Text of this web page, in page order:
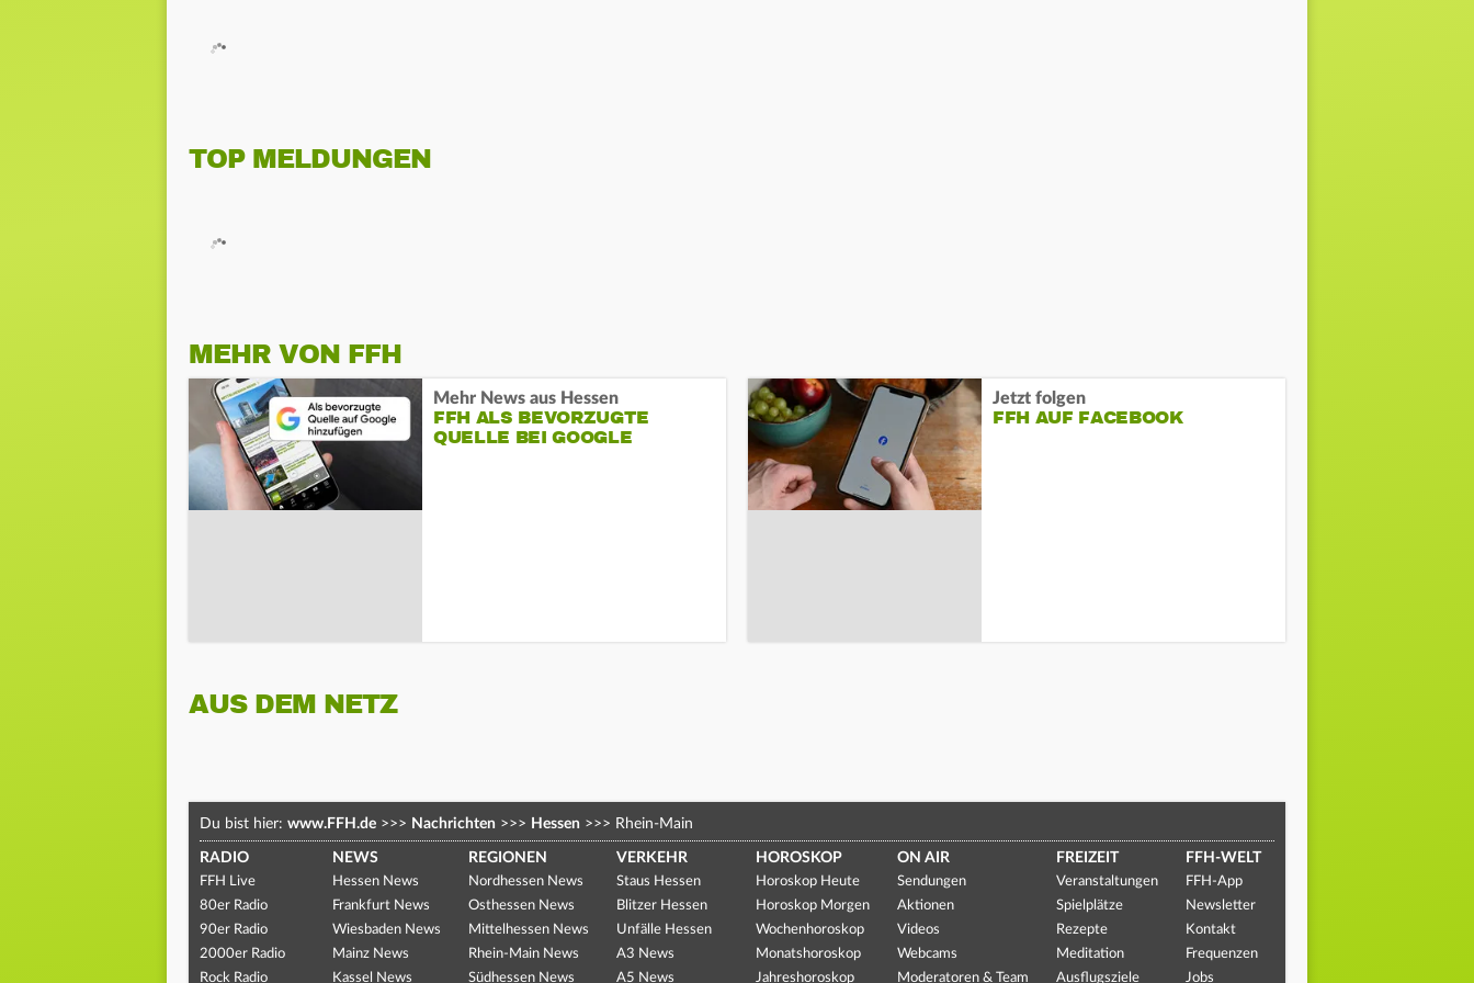
TOP MELDUNGEN
MEHR VON FFH
Mehr News aus Hessen
FFH ALS BEVORZUGTE
QUELLE BEI GOOGLE
Jetzt folgen
FFH AUF FACEBOOK
AUS DEM NETZ
Du bist hier: www.FFH.de >>> Nachrichten >>> Hessen >>> Rhein-Main
RADIO
FFH Live
80er Radio
90er Radio
2000er Radio
Rock Radio
NEWS
Hessen News
Frankfurt News
Wiesbaden News
Mainz News
Kassel News
REGIONEN
Nordhessen News
Osthessen News
Mittelhessen News
Rhein-Main News
Südhessen News
VERKEHR
Staus Hessen
Blitzer Hessen
Unfälle Hessen
A3 News
A5 News
HOROSKOP
Horoskop Heute
Horoskop Morgen
Wochenhoroskop
Monatshoroskop
Jahreshoroskop
ON AIR
Sendungen
Aktionen
Videos
Webcams
Moderatoren & Team
FREIZEIT
Veranstaltungen
Spielplätze
Rezepte
Meditation
Ausflugsziele
FFH-WELT
FFH-App
Newsletter
Kontakt
Frequenzen
Jobs